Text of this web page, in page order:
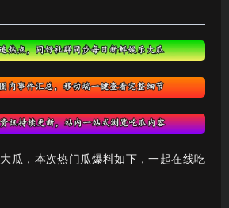
瓜，本次热门瓜爆料如下，一起在线吃